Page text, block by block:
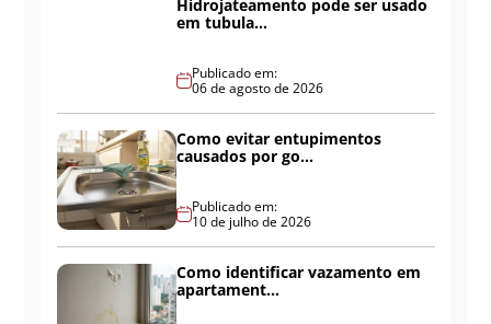
Hidrojateamento pode ser usado
em tubula...
Publicado em:
06 de agosto de 2026
Como evitar entupimentos
causados por go...
Publicado em:
10 de julho de 2026
Como identificar vazamento em
apartament...